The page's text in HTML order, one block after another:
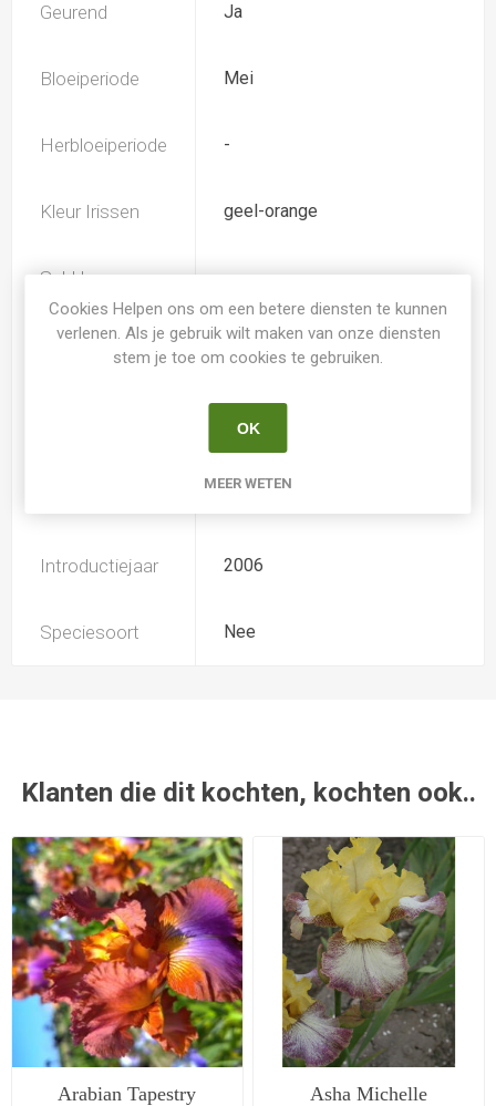
Geurend Ja
Bloeiperiode Mei
Herbloeiperiode -
Kleur Irissen geel-orange
Subkleur
Irissen
IB
Iris Germanica Intermediair
Introductiejaar 2006
Speciesoort Nee
Klanten die dit kochten, kochten ook..
Arabian Tapestry Asha Michelle
Cookies Helpen ons om een betere diensten te kunnen
verlenen. Als je gebruik wilt maken van onze diensten
stem je toe om cookies te gebruiken.
OK
MEER WETEN